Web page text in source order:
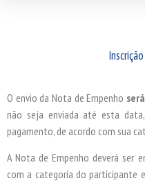
O envio da Nota de Empenho
não seja enviada até esta
pagamento, de acordo com sua
A Nota de Empenho deverá ser
com a categoria do participante